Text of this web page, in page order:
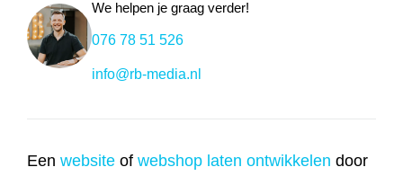
We helpen je graag verder!
076 78 51 526
info@rb-media.nl
Een website of webshop laten ontwikkelen door